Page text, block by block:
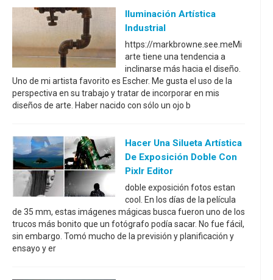
Iluminación Artística
Industrial
https://markbrowne.see.meMi
arte tiene una tendencia a
inclinarse más hacia el diseño.
Uno de mi artista favorito es Escher. Me gusta el uso de la
perspectiva en su trabajo y tratar de incorporar en mis
diseños de arte. Haber nacido con sólo un ojo b
Hacer Una Silueta Artística
De Exposición Doble Con
Pixlr Editor
doble exposición fotos estan
cool. En los días de la película
de 35 mm, estas imágenes mágicas busca fueron uno de los
trucos más bonito que un fotógrafo podía sacar. No fue fácil,
sin embargo. Tomó mucho de la previsión y planificación y
ensayo y er